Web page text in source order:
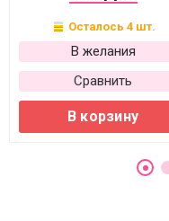
Осталось 4 шт.
В желания
Сравнить
В корзину